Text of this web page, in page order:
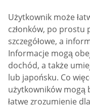
Użytkownik może
członków, po prostu
szczegółowe, a
Informacje mogą
dochód, a także
lub japońsku. Co
użytkowników mogą
łatwe zrozumienie